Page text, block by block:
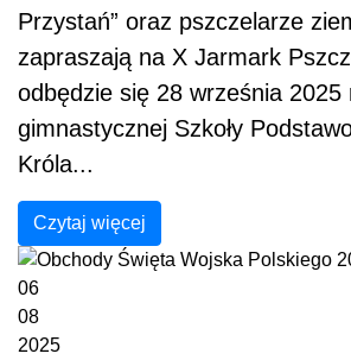
Przystań” oraz pszczelarze
zapraszają na X Jarmark
odbędzie się 28 września 2025
gimnastycznej Szkoły
Króla...
Czytaj więcej
06
08
2025